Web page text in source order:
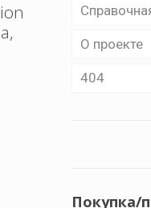
О проекте
404
Покупка/